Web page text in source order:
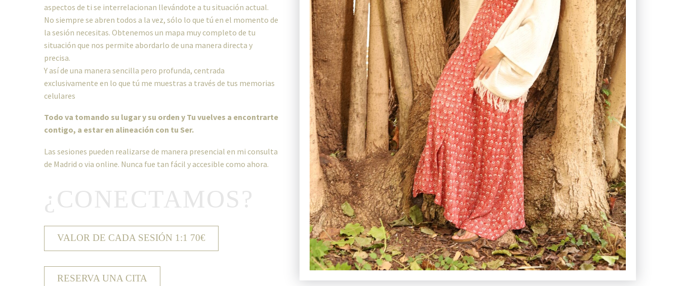
aspectos de ti se interrelacionan llevándote a tu situación actual.
No siempre se abren todos a la vez, sólo lo que tú en el momento de
la sesión necesitas. Obtenemos un mapa muy completo de tu
situación que nos permite abordarlo de una manera directa y
precisa.
Y así de una manera sencilla pero profunda, centrada
exclusivamente en lo que tú me muestras a través de tus memorias
celulares
Todo va tomando su lugar y su orden y Tu vuelves a encontrarte
contigo, a estar en alineación con tu Ser.
Las sesiones pueden realizarse de manera presencial en mi consulta
de Madrid o via online. Nunca fue tan fácil y accesible como ahora.
¿CONECTAMOS?
VALOR DE CADA SESIÓN 1:1 70€
RESERVA UNA CITA